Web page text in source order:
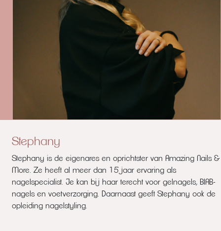
Stephany
Stephany is de eigenares en oprichtster van Amazing Nails &
More. Ze heeft al meer dan 15 jaar ervaring als
nagelspecialist. Je kan bij haar terecht voor gelnagels, BIAB-
nagels en voetverzorging. Daarnaast geeft Stephany ook de
opleiding nagelstyling.